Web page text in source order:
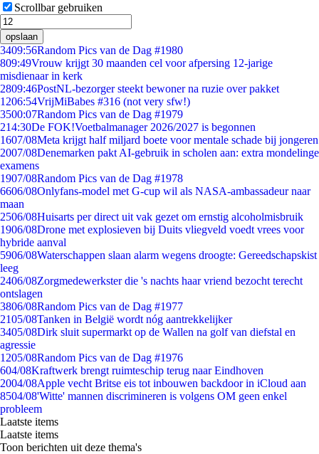
Scrollbar gebruiken
opslaan
3409:56Random Pics van de Dag #1980
809:49Vrouw krijgt 30 maanden cel voor afpersing 12-jarige
misdienaar in kerk
2809:46PostNL-bezorger steekt bewoner na ruzie over pakket
1206:54VrijMiBabes #316 (not very sfw!)
3500:07Random Pics van de Dag #1979
214:30De FOK!Voetbalmanager 2026/2027 is begonnen
1607/08Meta krijgt half miljard boete voor mentale schade bij jongeren
2007/08Denemarken pakt AI-gebruik in scholen aan: extra mondelinge
examens
1907/08Random Pics van de Dag #1978
6606/08Onlyfans-model met G-cup wil als NASA-ambassadeur naar
maan
2506/08Huisarts per direct uit vak gezet om ernstig alcoholmisbruik
1906/08Drone met explosieven bij Duits vliegveld voedt vrees voor
hybride aanval
5906/08Waterschappen slaan alarm wegens droogte: Gereedschapskist
leeg
2406/08Zorgmedewerkster die 's nachts haar vriend bezocht terecht
ontslagen
3806/08Random Pics van de Dag #1977
2105/08Tanken in België wordt nóg aantrekkelijker
3405/08Dirk sluit supermarkt op de Wallen na golf van diefstal en
agressie
1205/08Random Pics van de Dag #1976
604/08Kraftwerk brengt ruimteschip terug naar Eindhoven
2004/08Apple vecht Britse eis tot inbouwen backdoor in iCloud aan
8504/08'Witte' mannen discrimineren is volgens OM geen enkel
probleem
Laatste items
Laatste items
Toon berichten uit deze thema's